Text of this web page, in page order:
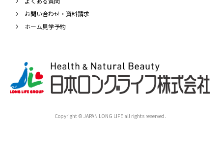
お問い合わせ・資料請求
ホーム見学予約
Copyright © JAPAN LONG LIFE all rights reserved.